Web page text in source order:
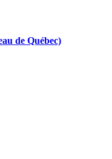
de Québec)